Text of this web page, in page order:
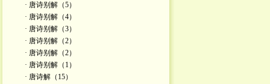
· 唐诗别解（5）
· 唐诗别解（4）
· 唐诗别解（3）
· 唐诗别解（2）
· 唐诗别解（2）
· 唐诗别解（1）
· 唐诗解（15）